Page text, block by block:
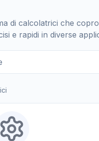
di calcolatrici che
e rapidi in diverse